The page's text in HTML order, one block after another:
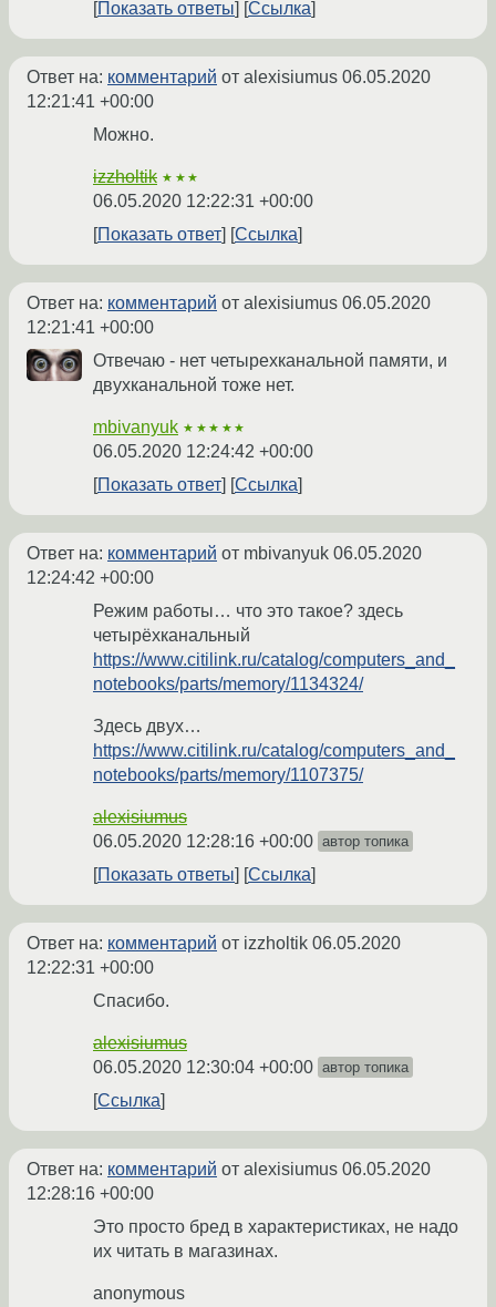
Показать ответы Ссылка
Ответ на: комментарий от alexisiumus 06.05.2020
12:21:41 +00:00
Можно.
izzholtik ★★★
06.05.2020 12:22:31 +00:00
Показать ответ
Ссылка
Ответ на: комментарий от alexisiumus 06.05.2020
12:21:41 +00:00
Отвечаю - нет четырехканальной памяти, и
двухканальной тоже нет.
mbivanyuk ★★★★★
06.05.2020 12:24:42 +00:00
Показать ответ
Ссылка
Ответ на: комментарий от mbivanyuk 06.05.2020
12:24:42 +00:00
Режим работы… что это такое? здесь
четырёхканальный
https://www.citilink.ru/catalog/computers_and_
notebooks/parts/memory/1134324/
Здесь двух…
https://www.citilink.ru/catalog/computers_and_
notebooks/parts/memory/1107375/
alexisiumus
06.05.2020 12:28:16 +00:00 автор топика
Показать ответы Ссылка
Ответ на: комментарий от izzholtik 06.05.2020
12:22:31 +00:00
Спасибо.
alexisiumus
06.05.2020 12:30:04 +00:00 автор топика
Ссылка
Ответ на: комментарий от alexisiumus 06.05.2020
12:28:16 +00:00
Это просто бред в характеристиках, не надо
их читать в магазинах.
anonymous